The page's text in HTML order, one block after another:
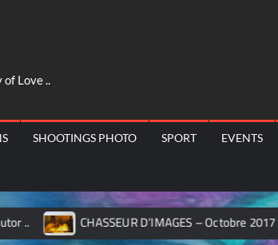
Love ..
SHOOTINGS PHOTO SPORT EVENTS
CHASSEUR D’IMAGES – Octobre 2017